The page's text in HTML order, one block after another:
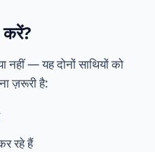
नहीं — यह दोनों साथियों को
ज़रूरी है:
रहे हैं